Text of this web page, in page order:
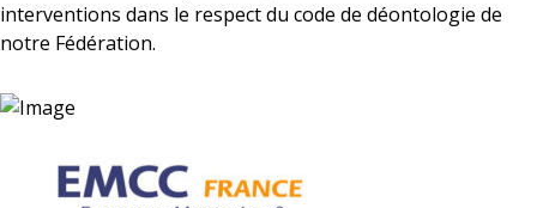
interventions dans le respect du code de déontologie de
notre Fédération.